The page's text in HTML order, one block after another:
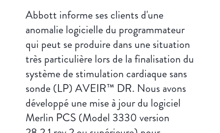
Abbott informe ses clients d'une
anomalie logicielle du programmateur
qui peut se produire dans une situation
très particulière lors de la finalisation du
système de stimulation cardiaque sans
sonde (LP) AVEIR™ DR. Nous avons
développé une mise à jour du logiciel
Merlin PCS (Model 3330 version